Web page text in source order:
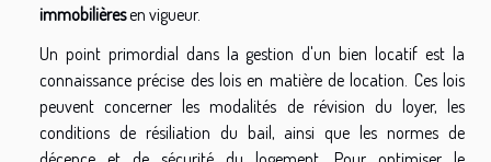
immobilièresen vigueur.
Un point primordial dans la gestion d'un bien locatif est la
connaissance précise des lois en matière de location. Ces lois
peuvent concerner les modalités de révision du loyer, les
conditions de résiliation du bail, ainsi que les normes de